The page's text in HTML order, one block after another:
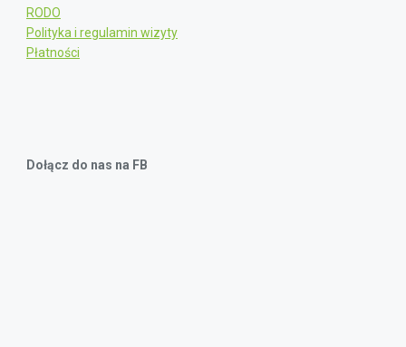
RODO
Polityka i regulamin wizyty
Płatności
Dołącz do nas na FB